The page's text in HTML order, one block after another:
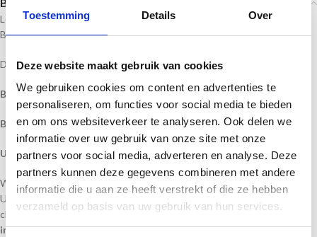
Toestemming Details Over
Deze website maakt gebruik van cookies
We gebruiken cookies om content en advertenties te
personaliseren, om functies voor social media te bieden
en om ons websiteverkeer te analyseren. Ook delen we
informatie over uw gebruik van onze site met onze
partners voor social media, adverteren en analyse. Deze
partners kunnen deze gegevens combineren met andere
informatie die u aan ze heeft verstrekt of die ze hebben
verzameld op basis van uw gebruik van hun services.
Lengte: 20 cm
Breedte: 5 cm
De prijs van de vaan is incl. BTW, bedrukking en instelkosten.
Bestellen vanaf 50 stuks.
Bedrukking geheel in full colour naar eigen ontwerp.
U dient dan wel een goed scherp origineel ontwerp aan te leveren
Wilt u een bestaande afbeelding, dan kunt u kiezen uit het clicheboek.
U kiest dan een
clicenummer http://clicheboek.publications.site/2.html ( kunt u
invullen bij afbeelding )